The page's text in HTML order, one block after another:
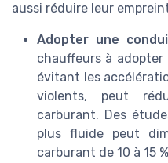
aussi réduire leur
Adopter une
chauffeurs à
évitant les
violents, peut
carburant. Des
plus fluide peut
carburant de 10 à 15